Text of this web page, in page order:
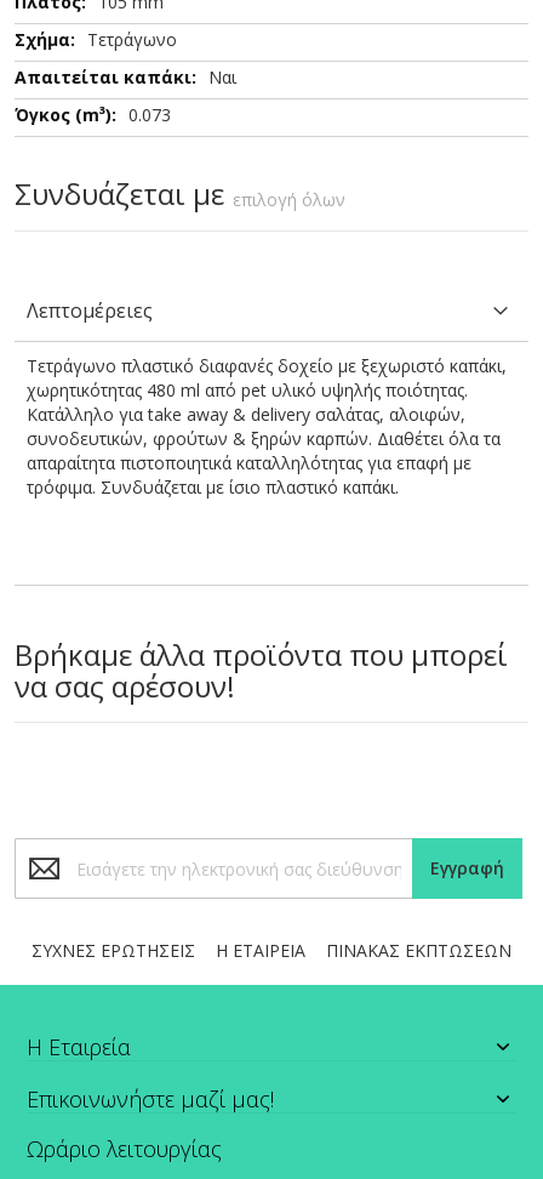
Τετράγωνο
Ναι
0.073
Συνδυάζεται με επιλογή όλων
Λεπτομέρειες
Τετράγωνο πλαστικό διαφανές δοχείο με ξεχωριστό καπάκι,
χωρητικότητας 480 ml από pet υλικό υψηλής ποιότητας.
Κατάλληλο για take away & delivery σαλάτας, αλοιφών,
συνοδευτικών, φρούτων & ξηρών καρπών. Διαθέτει όλα τα
απαραίτητα πιστοποιητικά καταλληλότητας για επαφή με
τρόφιμα. Συνδυάζεται με ίσιο πλαστικό καπάκι.
Βρήκαμε άλλα προϊόντα που μπορεί
να σας αρέσουν!
στο
Ενημερωτικό
Εγγραφή
ΣΥΧΝΕΣ ΕΡΩΤΗΣΕΙΣ Η ΕΤΑΙΡΕΙΑ ΠΙΝΑΚΑΣ ΕΚΠΤΩΣΕΩΝ
Η Εταιρεία
Επικοινωνήστε μαζί μας!
Ωράριο λειτουργίας